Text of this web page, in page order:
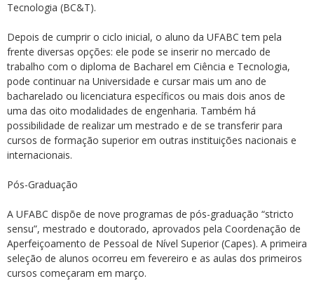
Tecnologia (BC&T).
Depois de cumprir o ciclo inicial, o aluno da UFABC tem pela
frente diversas opções: ele pode se inserir no mercado de
trabalho com o diploma de Bacharel em Ciência e Tecnologia,
pode continuar na Universidade e cursar mais um ano de
bacharelado ou licenciatura específicos ou mais dois anos de
uma das oito modalidades de engenharia. Também há
possibilidade de realizar um mestrado e de se transferir para
cursos de formação superior em outras instituições nacionais e
internacionais.
Pós-Graduação
A UFABC dispõe de nove programas de pós-graduação “stricto
sensu”, mestrado e doutorado, aprovados pela Coordenação de
Aperfeiçoamento de Pessoal de Nível Superior (Capes). A primeira
seleção de alunos ocorreu em fevereiro e as aulas dos primeiros
cursos começaram em março.